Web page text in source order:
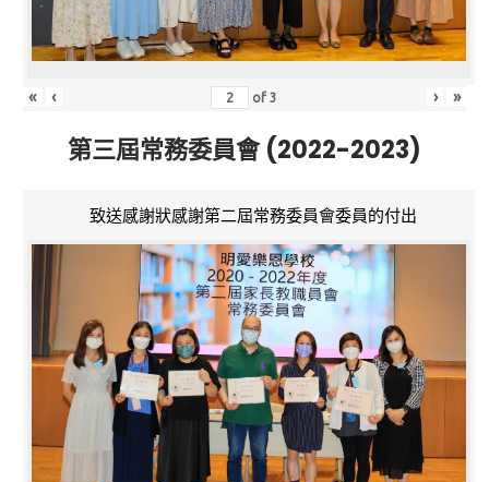
« ‹ of3 › »
第三屆常務委員會 (2022-2023)
致送感謝狀感謝第二屆常務委員會委員的付出